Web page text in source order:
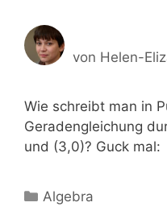
von Helen-
Wie schreibt man in
Geradengleichung
und (3,0)? Guck mal:
Kategorien
Algebra